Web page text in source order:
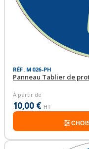
RÉF. M026-PH
Panneau
À partir de
10,00 € HT